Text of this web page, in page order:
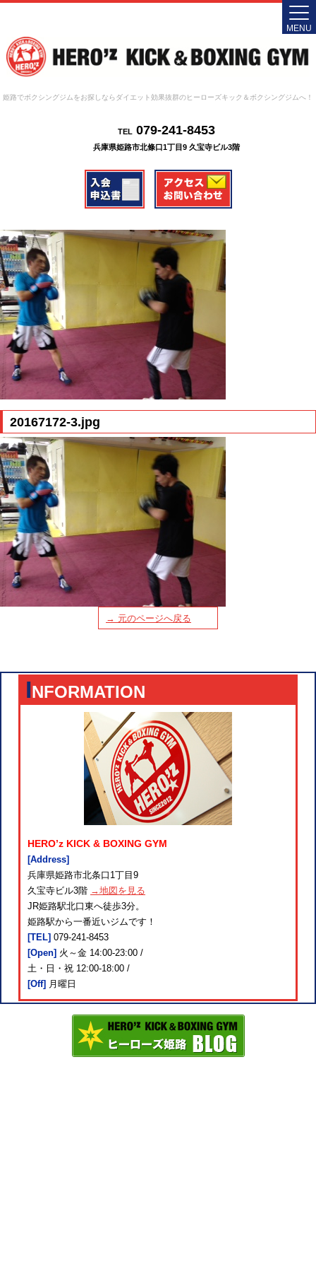
姫路でボクシングジムをお探しならダイエット効果抜群のヒーローズキック＆ボクシングジムへ！
TEL079-241-8453
兵庫県姫路市北條口1丁目9 久宝寺ビル3階
MENU
20167172-3.jpg
→ 元のページへ戻る
INFORMATION
HERO’z KICK & BOXING GYM
[Address]
兵庫県姫路市北条口1丁目9
久宝寺ビル3階 →地図を見る
JR姫路駅北口東へ徒歩3分。
姫路駅から一番近いジムです！
[TEL] 079-241-8453
[Open] 火～金 14:00-23:00 /
土・日・祝 12:00-18:00 /
[Off] 月曜日